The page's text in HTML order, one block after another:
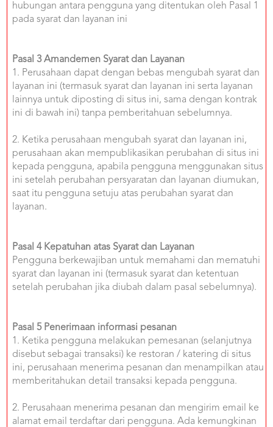
hubungan antara pengguna yang ditentukan oleh Pasal 1
pada syarat dan layanan ini
Pasal 3 Amandemen Syarat dan Layanan
1. Perusahaan dapat dengan bebas mengubah syarat dan
layanan ini (termasuk syarat dan layanan ini serta layanan
lainnya untuk diposting di situs ini, sama dengan kontrak
ini di bawah ini) tanpa pemberitahuan sebelumnya.
2. Ketika perusahaan mengubah syarat dan layanan ini,
perusahaan akan mempublikasikan perubahan di situs ini
kepada pengguna, apabila pengguna menggunakan situs
ini setelah perubahan persyaratan dan layanan diumukan,
saat itu pengguna setuju atas perubahan syarat dan
layanan.
Pasal 4 Kepatuhan atas Syarat dan Layanan
Pengguna berkewajiban untuk memahami dan mematuhi
syarat dan layanan ini (termasuk syarat dan ketentuan
setelah perubahan jika diubah dalam pasal sebelumnya).
Pasal 5 Penerimaan informasi pesanan
1. Ketika pengguna melakukan pemesanan (selanjutnya
disebut sebagai transaksi) ke restoran / katering di situs
ini, perusahaan menerima pesanan dan menampilkan atau
memberitahukan detail transaksi kepada pengguna.
2. Perusahaan menerima pesanan dan mengirim email ke
alamat email terdaftar dari pengguna. Ada kemungkinan